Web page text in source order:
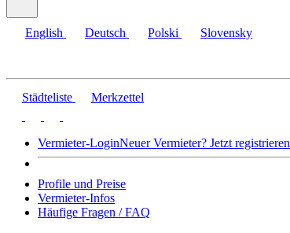
English Deutsch Polski Slovensky
Städteliste Merkzettel
Vermieter-LoginNeuer Vermieter? Jetzt registrieren
Profile und Preise
Vermieter-Infos
Häufige Fragen / FAQ